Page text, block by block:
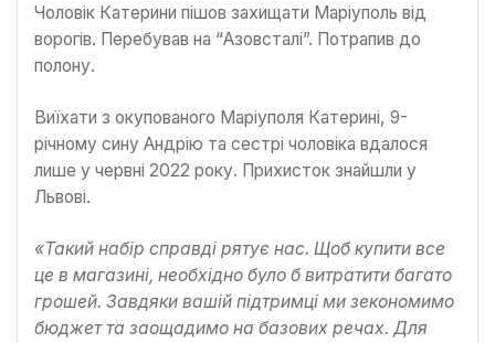
Чоловік Катерини пішов захищати Маріуполь від
ворогів. Перебував на “Азовсталі”. Потрапив до
полону.
Виїхати з окупованого Маріуполя Катерині, 9-
річному сину Андрію та сестрі чоловіка вдалося
лише у червні 2022 року. Прихисток знайшли у
Львові.
«Такий набір справді рятує нас. Щоб купити все
це в магазині, необхідно було б витратити багато
грошей. Завдяки вашій підтримці ми зекономимо
бюджет та заощадимо на базових речах. Для